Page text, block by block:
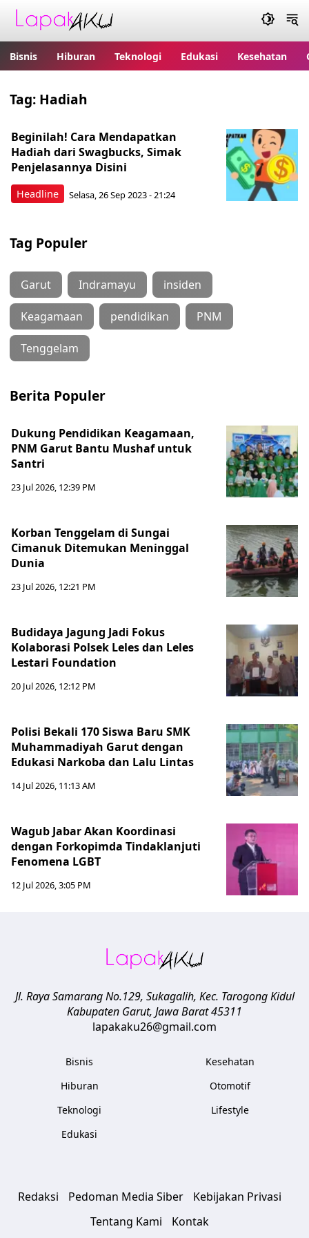
Bisnis Hiburan Teknologi Edukasi Kesehatan
Tag: Hadiah
Headline
Beginilah! Cara Mendapatkan
Hadiah dari Swagbucks, Simak
Penjelasannya Disini
Selasa, 26 Sep 2023 - 21:24
Tag Populer
Garut Indramayu insiden
Keagamaan pendidikan PNM
Tenggelam
Berita Populer
Dukung Pendidikan Keagamaan,
PNM Garut Bantu Mushaf untuk
Santri
23 Jul 2026, 12:39 PM
Korban Tenggelam di Sungai
Cimanuk Ditemukan Meninggal
Dunia
23 Jul 2026, 12:21 PM
Budidaya Jagung Jadi Fokus
Kolaborasi Polsek Leles dan Leles
Lestari Foundation
20 Jul 2026, 12:12 PM
Polisi Bekali 170 Siswa Baru SMK
Muhammadiyah Garut dengan
Edukasi Narkoba dan Lalu Lintas
14 Jul 2026, 11:13 AM
Wagub Jabar Akan Koordinasi
dengan Forkopimda Tindaklanjuti
Fenomena LGBT
12 Jul 2026, 3:05 PM
Jl. Raya Samarang No.129, Sukagalih, Kec. Tarogong Kidul
Kabupaten Garut, Jawa Barat45311
lapakaku26@gmail.com
Bisnis
Hiburan
Teknologi
Edukasi
Kesehatan
Otomotif
Lifestyle
Redaksi Pedoman Media Siber
Kebijakan Privasi
Tentang Kami
Kontak